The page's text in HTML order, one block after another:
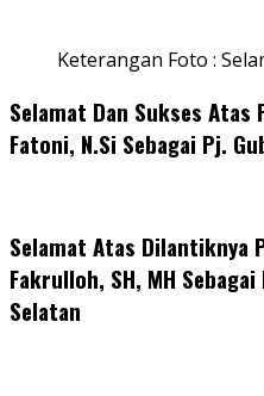
Keterangan Foto :
Selamat Dan Sukses Atas
Fatoni, N.Si Sebagai Pj.
Selamat Atas Dilantiknya
Fakrulloh, SH, MH
Selatan